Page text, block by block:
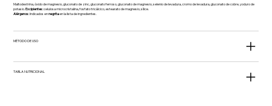
Maltodextrina, óxido de magnesio, gluconato de zinc, gluconato ferroso, gluconato de magnesio, selenio de levadura, cromo de levadura, gluconato de cobre, yoduro de
potasio.Excipientes:celulosa microcristalina, fosfato tricálcico, estearato de magnesio, sílice.
Alérgenos:Indicados ennegritaen la lista de ingredientes.
MÉTODO DE USO
TABLA NUTRICIONAL